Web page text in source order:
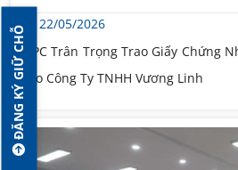
ĐĂNG KÝ GIỮ CHỖ
22/05/2026
HIPC Trân Trọng Trao Giấy Chứng
Cho Công Ty TNHH Vương Linh